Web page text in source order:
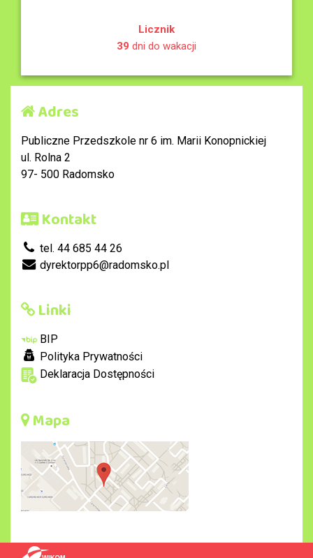
Licznik
39 dni do wakacji
Adres
Publiczne Przedszkole nr 6 im. Marii Konopnickiej
ul. Rolna 2
97- 500 Radomsko
Kontakt
tel. 44 685 44 26
dyrektorpp6@radomsko.pl
Linki
BIP
Polityka Prywatności
Deklaracja Dostępności
Mapa